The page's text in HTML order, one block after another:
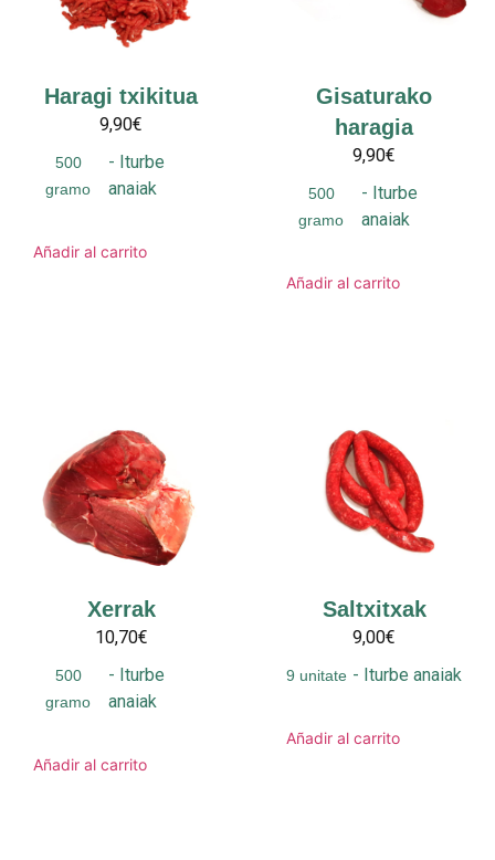
Haragi txikitua
9,90€
500
gramo
- Iturbe
anaiak
Añadir al carrito
Gisaturako
haragia
9,90€
500
gramo
- Iturbe
anaiak
Añadir al carrito
Xerrak
10,70€
500
gramo
- Iturbe
anaiak
Añadir al carrito
Saltxitxak
9,00€
9 unitate - Iturbe anaiak
Añadir al carrito